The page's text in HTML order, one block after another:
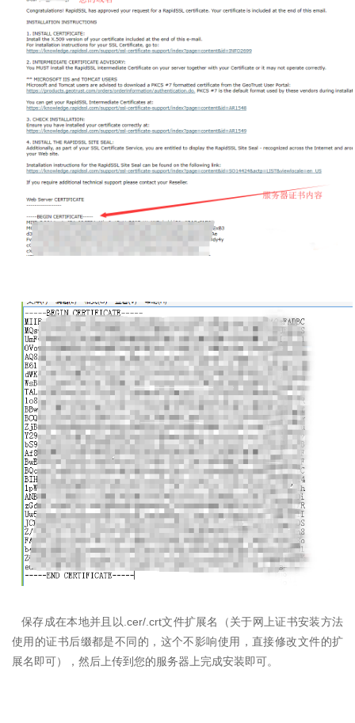
保存成在本地并且以 .cer/.crt文件扩展名（关于网上证书安装方法
使用的证书后缀都是不同的，这个不影响使用，直接修改文件的扩
展名即可），然后上传到您的服务器上完成安装即可。